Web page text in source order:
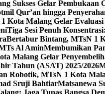
Sukses Gelar
Qur’an hingga
Kota Malang Gelar
Tiga Sesi Penuh
Bertabur Bintang, MTsN 1
Al AminMembumikan
Malang Gelar
Tahun (ASAT) 2025/2026
Robotik, MTsN 1 Kota
Sruji BahtiarMatsanewa
Jaga Tunas Bangsa